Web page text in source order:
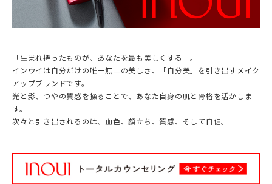
「生まれ持ったものが、あなたを最も美しくする」。
インウイは自分だけの唯一無二の美しさ、「自分美」を引き出すメイク
アップブランドです。
光と影、つやの質感を操ることで、あなた自身の肌と骨格を活かしま
す。
次々と引き出されるのは、血色、顔立ち、質感、そして自信。